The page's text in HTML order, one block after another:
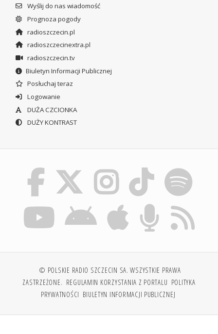
Wyślij do nas wiadomość
Prognoza pogody
radioszczecin.pl
radioszczecinextra.pl
radioszczecin.tv
Biuletyn Informacji Publicznej
Posłuchaj teraz
Logowanie
DUŻA CZCIONKA
DUŻY KONTRAST
© POLSKIE RADIO SZCZECIN SA. WSZYSTKIE PRAWA
ZASTRZEŻONE. REGULAMIN KORZYSTANIA Z PORTALU POLITYKA
PRYWATNOŚCI BIULETYN INFORMACJI PUBLICZNEJ